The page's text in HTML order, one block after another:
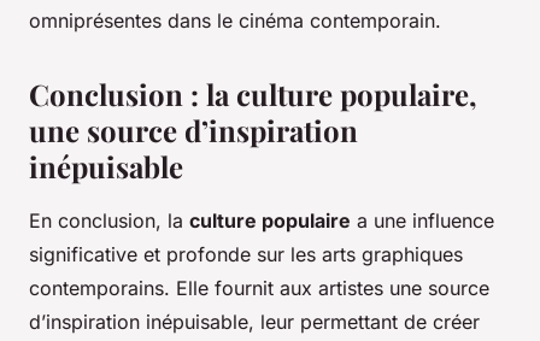
omniprésentes dans le cinéma contemporain.
Conclusion : la culture populaire,
une source d’inspiration
inépuisable
En conclusion, la culture populaire a une influence
significative et profonde sur les arts graphiques
contemporains. Elle fournit aux artistes une source
d’inspiration inépuisable, leur permettant de créer